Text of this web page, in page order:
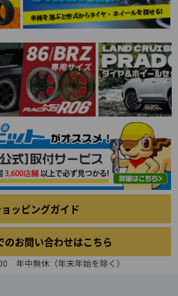
ッピングガイド
のお問い合わせはこちら
年中無休（年末年始を除く）